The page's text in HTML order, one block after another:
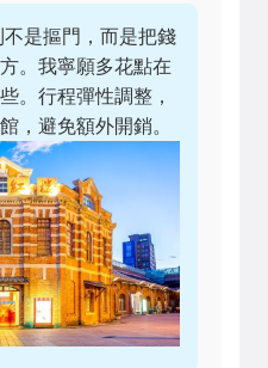
不是摳門，而是把錢
。我寧願多花點在
。行程彈性調整，
，避免額外開銷。